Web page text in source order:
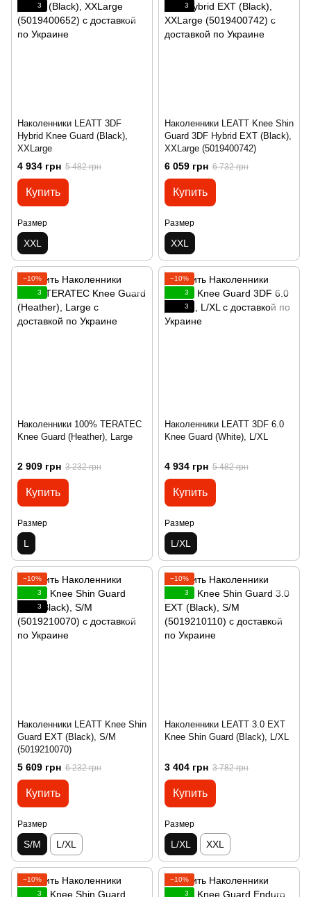
3
Наколенники LEATT 3DF
Hybrid Knee Guard (Black),
XXLarge
4 934 грн 5 482 грн
Купить
Размер
XXL
3
Наколенники LEATT Knee Shin
Guard 3DF Hybrid EXT (Black),
XXLarge (5019400742)
6 059 грн 6 732 грн
Купить
Размер
XXL
−10%
3
Наколенники 100% TERATEC
Knee Guard (Heather), Large
2 909 грн 3 232 грн
Купить
Размер
L
−10%
3
3
Наколенники LEATT 3DF 6.0
Knee Guard (White), L/XL
4 934 грн 5 482 грн
Купить
Размер
L/XL
−10%
3
3
Наколенники LEATT Knee Shin
Guard EXT (Black), S/M
(5019210070)
5 609 грн 6 232 грн
Купить
Размер
S/M L/XL
−10%
3
Наколенники LEATT 3.0 EXT
Knee Shin Guard (Black), L/XL
3 404 грн 3 782 грн
Купить
Размер
L/XL XXL
−10%
3
−10%
3